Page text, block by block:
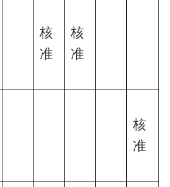
核
准
核
准
核
准